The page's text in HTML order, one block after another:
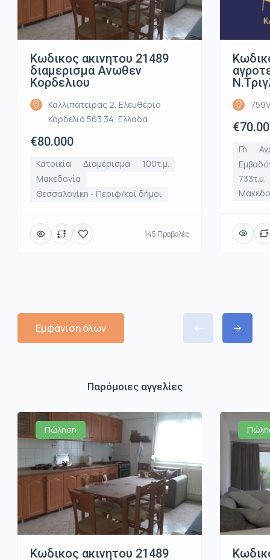
Κωδικος ακινητου 21489
διαμερισμα Ανωθεν
Κορδελιου
Καλλιπάτειρας 2, Ελευθέριο
Κορδελιό 563 34, Ελλάδα
€80.000
Κατοικία Διαμέρισμα
100τ.μ.
Μακεδονία
Θεσσαλονίκη - Περιφ/κοί δήμοι
145 Προβολές
Γη
733τ.μ.
Εμφάνιση όλων
Παρόμοιες αγγελίες
Πώληση
Κωδικος ακινητου 21489